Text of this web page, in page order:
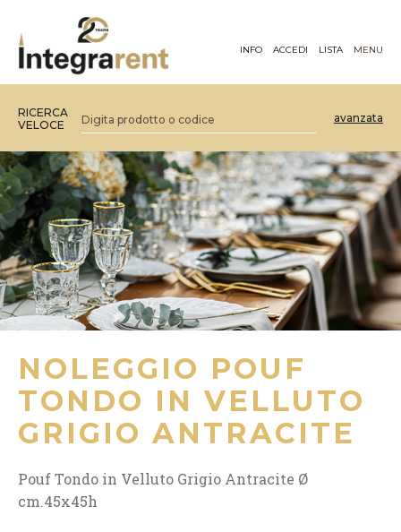
INFO ACCEDI LISTA MENU
RICERCA
VELOCE
avanzata
NOLEGGIO POUF
TONDO IN VELLUTO
GRIGIO ANTRACITE
Pouf Tondo in Velluto Grigio Antracite Ø
cm.45x45h